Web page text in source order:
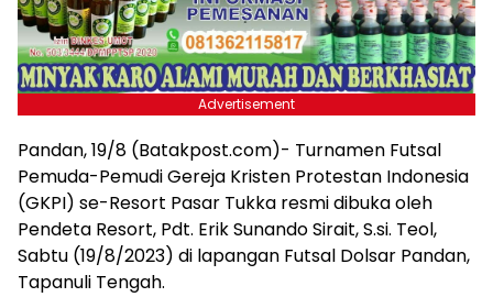
Advertisement
Pandan, 19/8 (Batakpost.com)- Turnamen Futsal
Pemuda-Pemudi Gereja Kristen Protestan Indonesia
(GKPI) se-Resort Pasar Tukka resmi dibuka oleh
Pendeta Resort, Pdt. Erik Sunando Sirait, S.si. Teol,
Sabtu (19/8/2023) di lapangan Futsal Dolsar Pandan,
Tapanuli Tengah.